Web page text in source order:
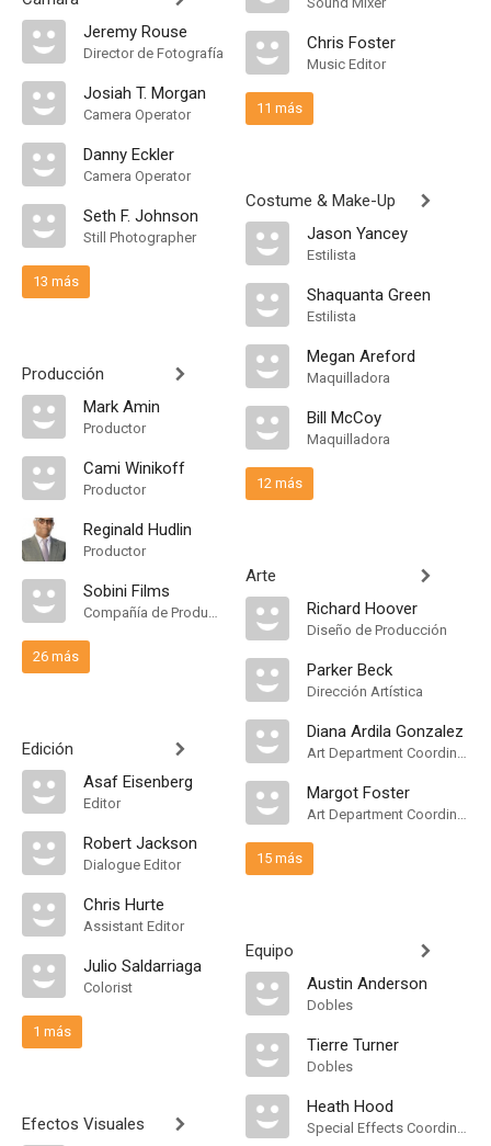
Jeremy Rouse
Director de Fotografía
Josiah T. Morgan
Camera Operator
Danny Eckler
Camera Operator
Seth F. Johnson
Still Photographer
13 más
Producción
Mark Amin
Productor
Cami Winikoff
Productor
Reginald Hudlin
Productor
Sobini Films
Compañía de Produccion
26 más
Edición
Asaf Eisenberg
Editor
Robert Jackson
Dialogue Editor
Chris Hurte
Assistant Editor
Julio Saldarriaga
Colorist
1 más
Efectos Visuales
Chris Foster
Music Editor
11 más
Costume & Make-Up
Jason Yancey
Estilista
Shaquanta Green
Estilista
Megan Areford
Maquilladora
Bill McCoy
Maquilladora
12 más
Arte
Richard Hoover
Diseño de Producción
Parker Beck
Dirección Artística
Diana Ardila Gonzalez
Art Department Coordinator
Margot Foster
Art Department Coordinator
15 más
Equipo
Austin Anderson
Dobles
Tierre Turner
Dobles
Heath Hood
Special Effects Coordinator